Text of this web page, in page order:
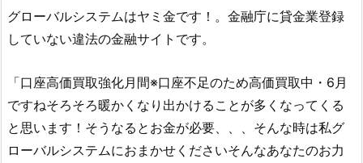
グローバルシステムはヤミ金です！。金融庁に貸金業登録
していない違法の金融サイトです。
「口座高価買取強化月間※口座不足のため高価買取中・6月
ですねそろそろ暖かくなり出かけることが多くなってくる
と思います！そうなるとお金が必要、、、そんな時は私グ
ローバルシステムにおまかせくださいそんなあなたのお力